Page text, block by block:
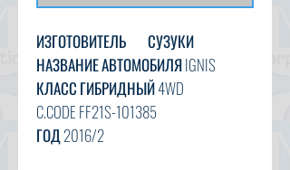
ИЗГОТОВИТЕЛЬ
СУЗУКИ
НАЗВАНИЕ АВТОМОБИЛЯIGNIS
КЛАСС ГИБРИДНЫЙ 4WD
C.CODE FF21S-101385
ГОД2016/2